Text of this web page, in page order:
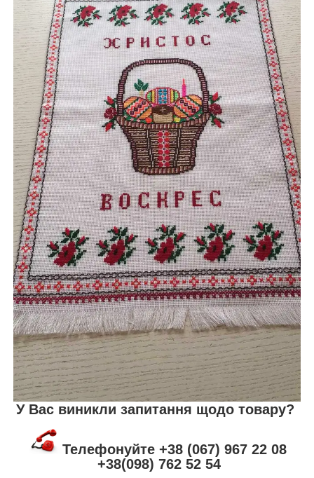
У Вас виникли запитання щодо товару?
Телефонуйте +38 (067) 967 22 08
+38(098) 762 52 54